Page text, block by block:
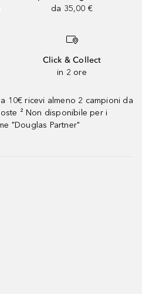
da 35,00 €
Click & Collect
in 2 ore
10€ ricevi almeno 2 campioni da
² Non disponibile per i
"Douglas Partner"